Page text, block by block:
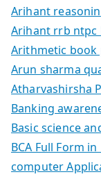
Arihant
Arihant rrb ntpc
Arithmetic book
Arun sharma
Atharvashirsha
Banking
Basic science
BCA Full Form
computer